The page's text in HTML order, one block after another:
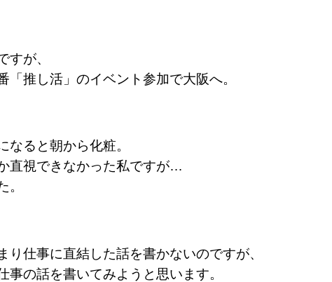
すが、
「推し活」のイベント参加で大阪へ。
なると朝から化粧。
直視できなかった私ですが…
。
り仕事に直結した話を書かないのですが、
事の話を書いてみようと思います。